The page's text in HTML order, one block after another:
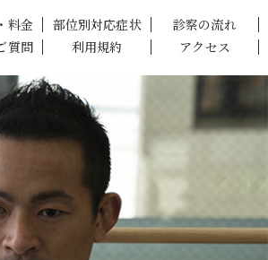
料金 部位別対応症状
診察の流れ
質問 利用規約 アクセス